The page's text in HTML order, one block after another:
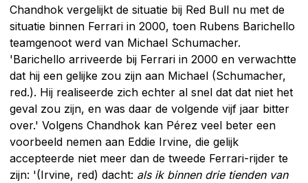
Chandhok vergelijkt de situatie bij Red Bull nu met de
situatie binnen Ferrari in 2000, toen Rubens Barichello
teamgenoot werd van Michael Schumacher.
'Barichello arriveerde bij Ferrari in 2000 en verwachtte
dat hij een gelijke zou zijn aan Michael (Schumacher,
red.). Hij realiseerde zich echter al snel dat dat niet het
geval zou zijn, en was daar de volgende vijf jaar bitter
over.' Volgens Chandhok kan Pérez veel beter een
voorbeeld nemen aan Eddie Irvine, die gelijk
accepteerde niet meer dan de tweede Ferrari-rijder te
zijn: '(Irvine, red) dacht: als ik binnen drie tienden van